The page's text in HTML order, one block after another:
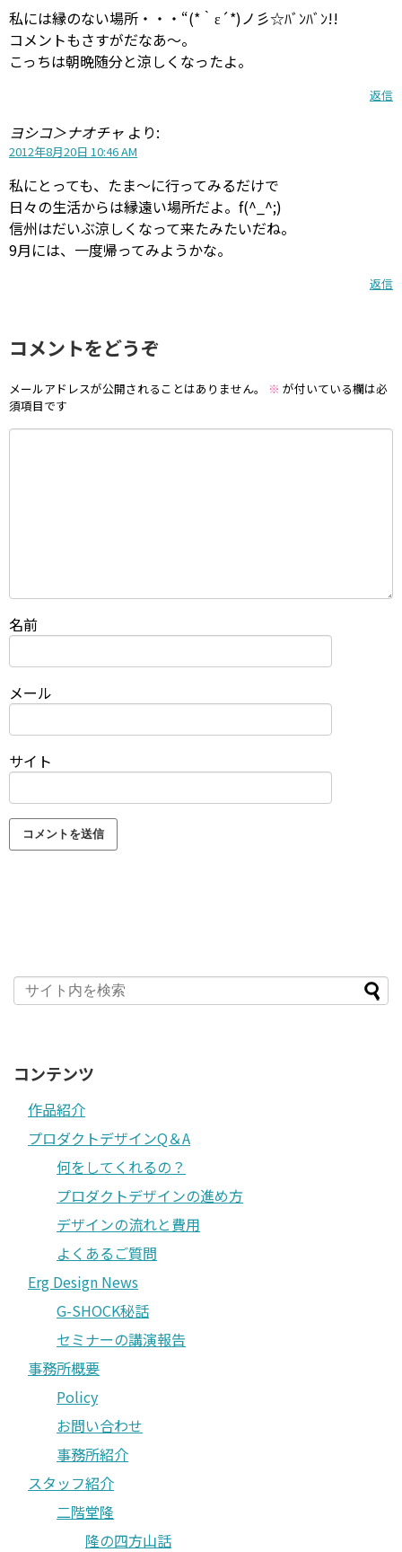
私には縁のない場所・・・“(*｀ε´*)ノ彡☆ﾊﾞﾝﾊﾞﾝ!!
コメントもさすがだなあ～。
こっちは朝晩随分と涼しくなったよ。
返信
ヨシコ＞ナオチャ より:
2012年8月20日 10:46 AM
私にとっても、たま〜に行ってみるだけで
日々の生活からは縁遠い場所だよ。f(^_^;)
信州はだいぶ涼しくなって来たみたいだね。
9月には、一度帰ってみようかな。
返信
コメントをどうぞ
メールアドレスが公開されることはありません。 ※ が付いている欄は必
須項目です
名前
メール
サイト
コンテンツ
作品紹介
プロダクトデザインQ＆A
何をしてくれるの？
プロダクトデザインの進め方
デザインの流れと費用
よくあるご質問
Erg Design News
G-SHOCK秘話
セミナーの講演報告
事務所概要
Policy
お問い合わせ
事務所紹介
スタッフ紹介
二階堂隆
隆の四方山話